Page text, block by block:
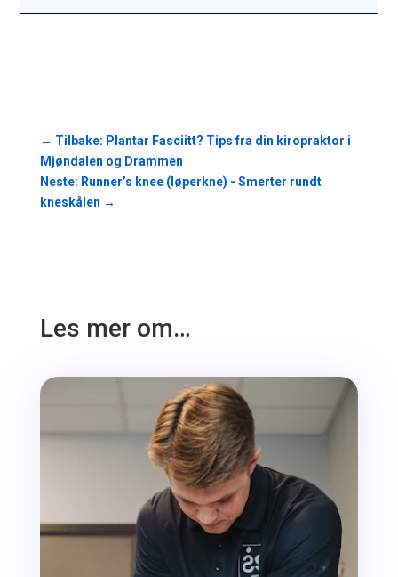
← Tilbake: Plantar Fasciitt? Tips fra din kiropraktor i
Mjøndalen og Drammen
Neste: Runner’s knee (løperkne) - Smerter rundt
kneskålen →
Les mer om…